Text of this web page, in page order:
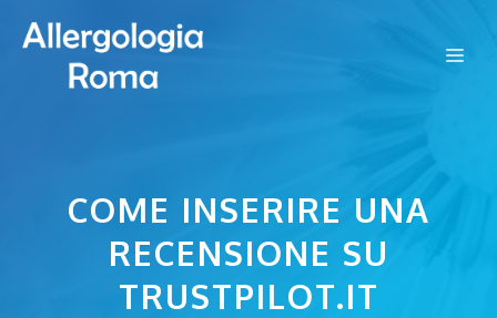
contenuto
COME INSERIRE UNA
RECENSIONE SU
TRUSTPILOT.IT